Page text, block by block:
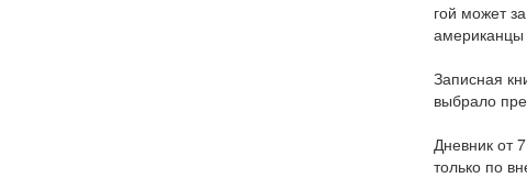
гой может
Записная
выбрало
Дневник от
только по